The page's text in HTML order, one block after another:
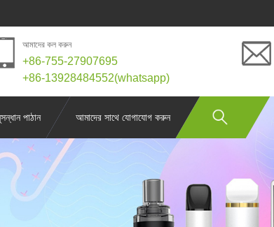
আমাদের কল করুন
+86-755-27907695
+86-13928484552(whatsapp)
পাঠান আমাদের সাথে যোগাযোগ করুন